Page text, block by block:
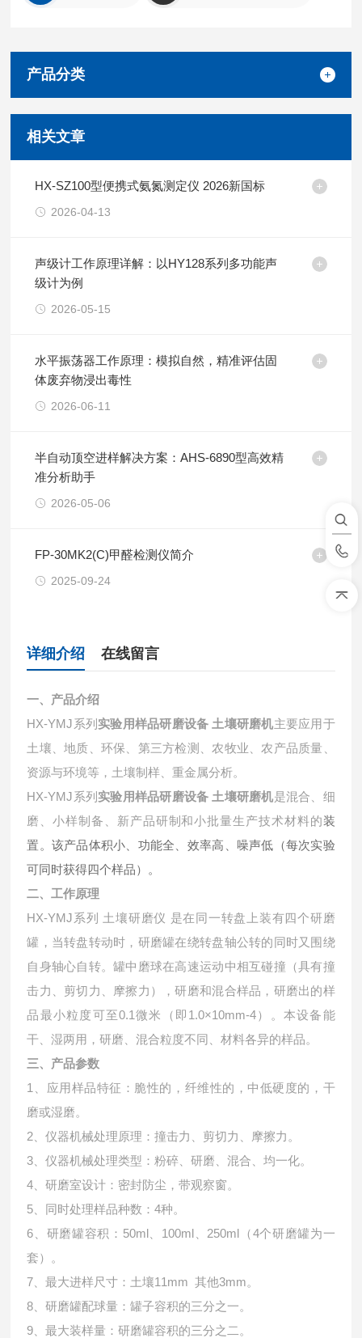
产品分类
相关文章
HX-SZ100型便携式氨氮测定仪 2026新国标
2026-04-13
声级计工作原理详解：以HY128系列多功能声
级计为例
2026-05-15
水平振荡器工作原理：模拟自然，精准评估固
体废弃物浸出毒性
2026-06-11
半自动顶空进样解决方案：AHS-6890型高效精
准分析助手
2026-05-06
FP-30MK2(C)甲醛检测仪简介
2025-09-24
详细介绍 在线留言
一、产品介绍
HX-YMJ系列 实验用样品研磨设备 土壤研磨机主要应用于
土壤、地质、环保、第三方检测、农牧业、农产品质量、
资源与环境等，土壤制样、重金属分析。
HX-YMJ系列 实验用样品研磨设备 土壤研磨机是混合、细
磨、小样制备、新产品研制和小批量生产技术材料的装
置。该产品体积小、功能全、效率高、噪声低（每次实验
可同时获得四个样品）。
二、工作原理
HX-YMJ系列 土壤研磨仪 是在同一转盘上装有四个研磨
罐，当转盘转动时，研磨罐在绕转盘轴公转的同时又围绕
自身轴心自转。罐中磨球在高速运动中相互碰撞（具有撞
击力、剪切力、摩擦力），研磨和混合样品，研磨出的样
品最小粒度可至0.1微米（即1.0×10mm-4）。本设备能
干、湿两用，研磨、混合粒度不同、材料各异的样品。
三、产品参数
1、应用样品特征：脆性的，纤维性的，中低硬度的，干
磨或湿磨。
2、仪器机械处理原理：撞击力、剪切力、摩擦力。
3、仪器机械处理类型：粉碎、研磨、混合、均一化。
4、研磨室设计：密封防尘，带观察窗。
5、同时处理样品种数：4种。
6、研磨罐容积：50ml、100ml、250ml（4个研磨罐为一
套）。
7、最大进样尺寸：土壤11mm 其他3mm。
8、研磨罐配球量：罐子容积的三分之一。
9、最大装样量：研磨罐容积的三分之二。